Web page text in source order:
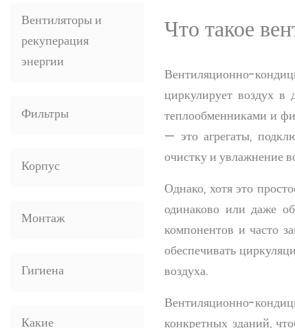
Вентиляторы и
рекуперация
энергии
Фильтры
Корпус
Монтаж
Гигиена
Какие
Что такое
Вентиляционно-
циркулирует воздух в
теплообменниками и
— это агрегаты,
очистку и увлажнение
Однако, хотя это
одинаково или даже
компонентов и часто
обеспечивать
воздуха.
Вентиляционно-
конкретных зданий,